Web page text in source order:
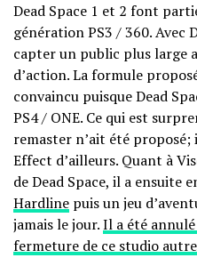
Dead Space 1 et 2 font
génération PS3 / 360. Avec
capter un public plus large
d’action. La formule
convaincu puisque Dead
PS4 / ONE. Ce qui est
remaster n’ait été proposé;
Effect d’ailleurs. Quant à
de Dead Space, il a ensuite
Hardline puis un jeu
jamais le jour.Il a été
fermeture de ce studio